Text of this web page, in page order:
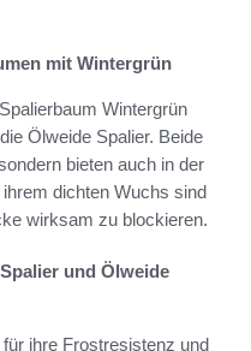
mit Wintergrün
Wintergrün
Ölweide Spalier. Beide
bieten auch in der
dichten Wuchs sind
wirksam zu blockieren.
und Ölweide
ihre Frostresistenz und